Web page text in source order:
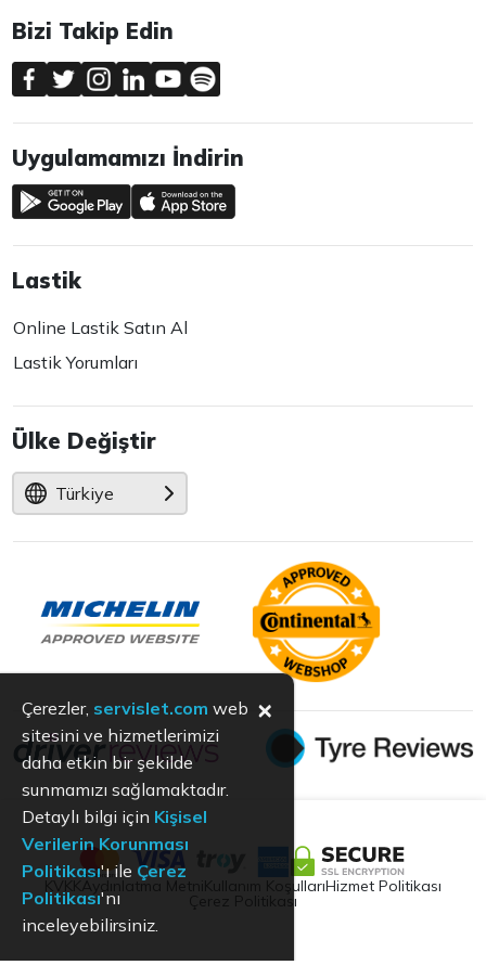
Bizi Takip Edin
Uygulamamızı İndirin
Lastik
Online Lastik Satın Al
Lastik Yorumları
Ülke Değiştir
Türkiye
Aydınlatma Metni Kullanım KoşullarıHizmet Politikası
Çerez Politikası
Çerezler, servislet.com web
sitesini ve hizmetlerimizi
daha etkin bir şekilde
sunmamızı sağlamaktadır.
Detaylı bilgi için Kişisel
Verilerin Korunması
Politikası'ı ile Çerez
Politikası'nı
inceleyebilirsiniz.
×